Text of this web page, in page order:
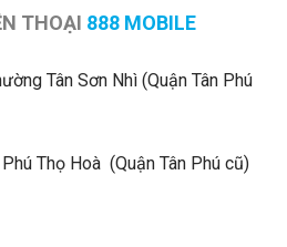
THOẠI 888 MOBILE
Tân Sơn Nhì (Quận Tân Phú
Thọ Hoà (Quận Tân Phú cũ)